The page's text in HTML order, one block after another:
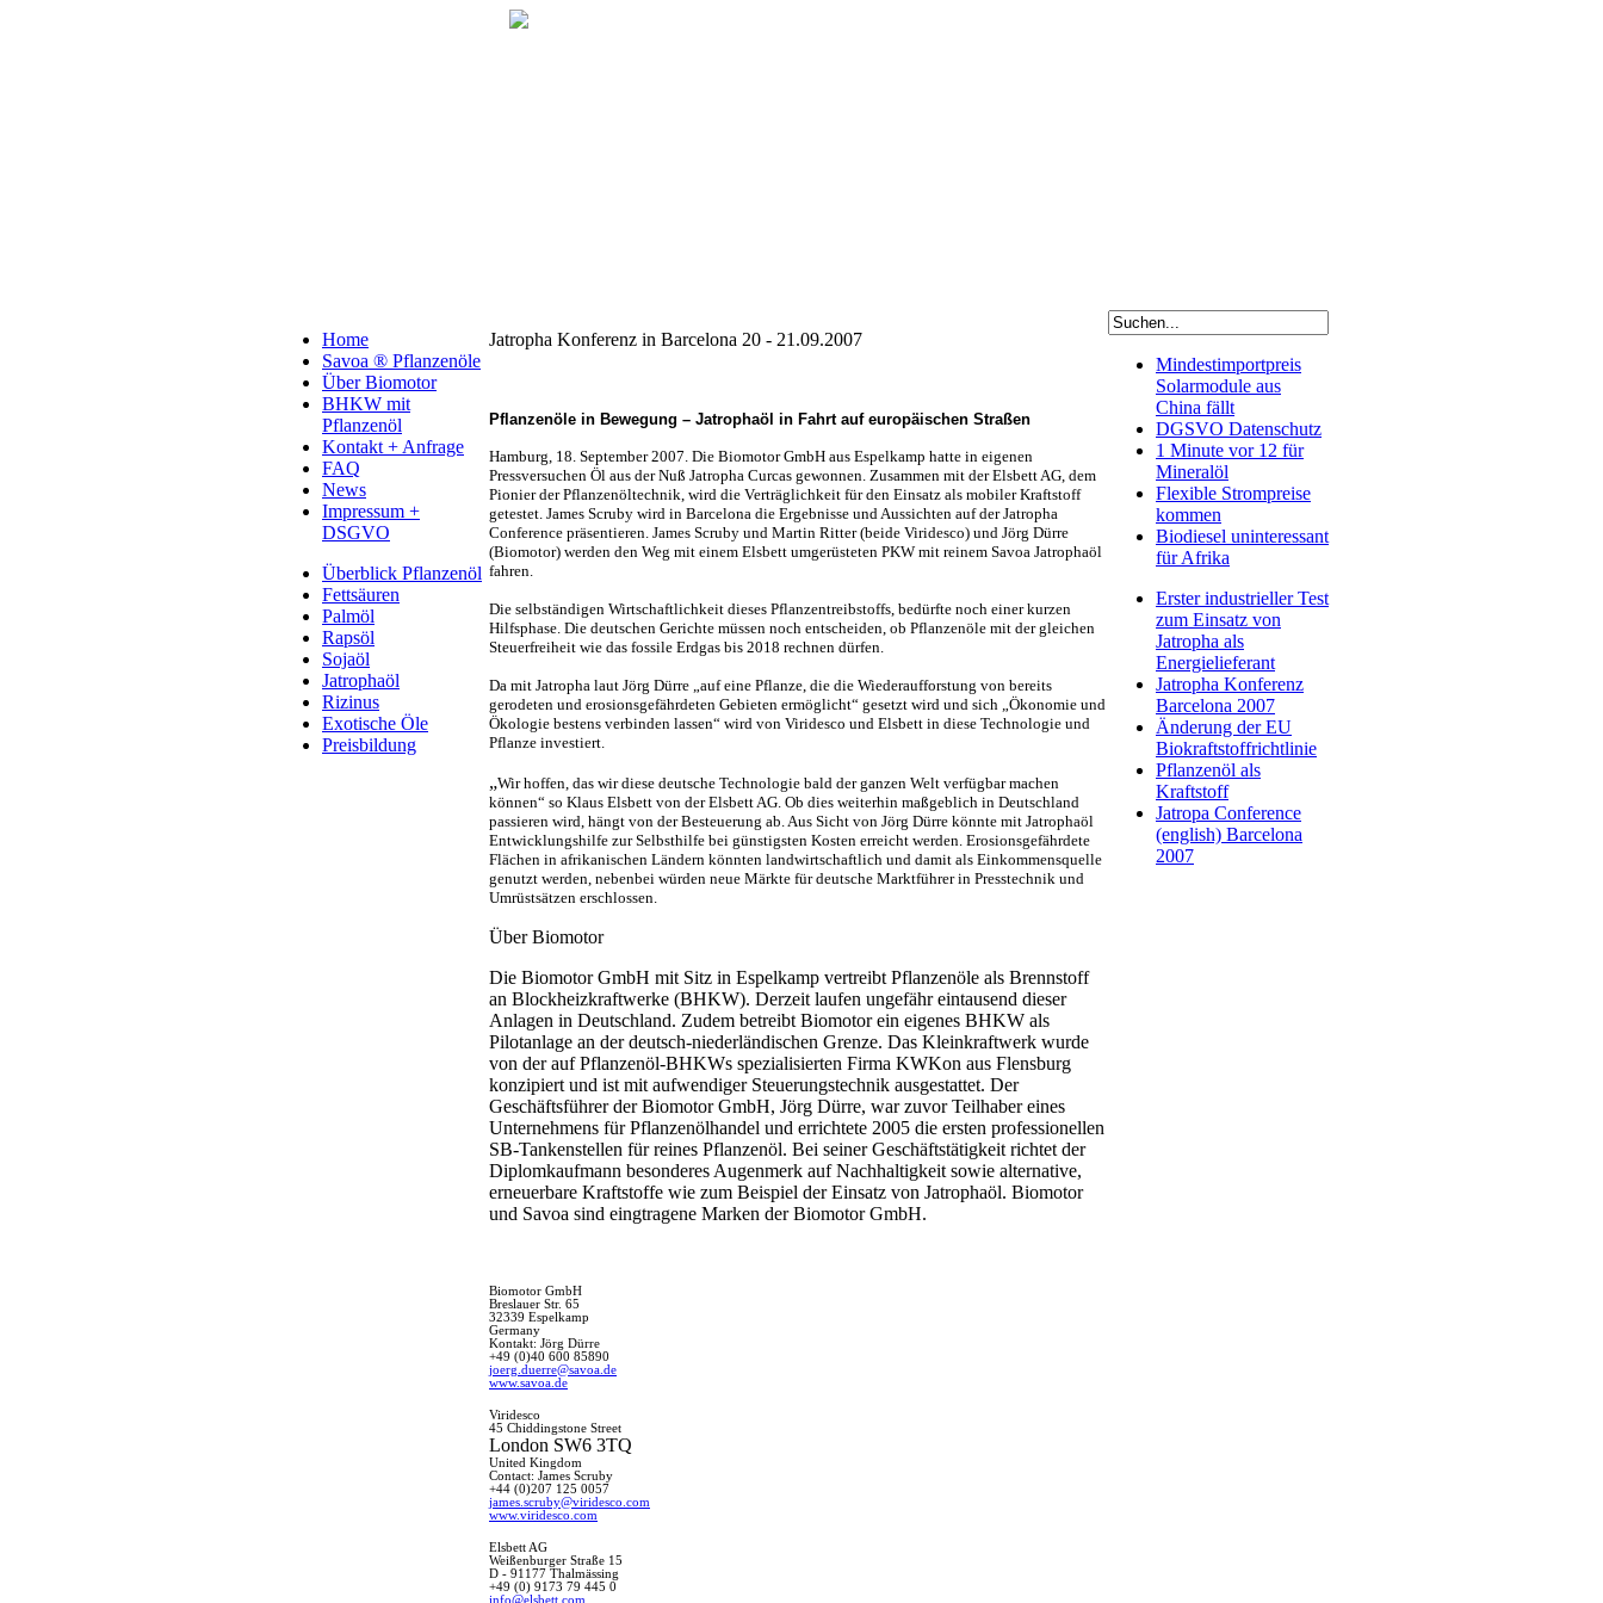
Home
Savoa ® Pflanzenöle
Über Biomotor
BHKW mit
Pflanzenöl
Kontakt + Anfrage
FAQ
News
Impressum +
DSGVO
Überblick Pflanzenöl
Fettsäuren
Palmöl
Rapsöl
Sojaöl
Jatrophaöl
Rizinus
Exotische Öle
Preisbildung
Jatropha Konferenz in Barcelona 20 - 21.09.2007
Pflanzenöle in Bewegung – Jatrophaöl in Fahrt auf europäischen Straßen
Hamburg, 18. September 2007. Die Biomotor GmbH aus Espelkamp hatte in eigenen
Pressversuchen Öl aus der Nuß Jatropha Curcas gewonnen. Zusammen mit der Elsbett AG, dem
Pionier der Pflanzenöltechnik, wird die Verträglichkeit für den Einsatz als mobiler Kraftstoff
getestet. James Scruby wird in Barcelona die Ergebnisse und Aussichten auf der Jatropha
Conference präsentieren. James Scruby und Martin Ritter (beide Viridesco) und Jörg Dürre
(Biomotor) werden den Weg mit einem Elsbett umgerüsteten PKW mit reinem Savoa Jatrophaöl
fahren.
Die selbständigen Wirtschaftlichkeit dieses Pflanzentreibstoffs, bedürfte noch einer kurzen
Hilfsphase. Die deutschen Gerichte müssen noch entscheiden, ob Pflanzenöle mit der gleichen
Steuerfreiheit wie das fossile Erdgas bis 2018 rechnen dürfen.
Da mit Jatropha laut Jörg Dürre „auf eine Pflanze, die die Wiederaufforstung von bereits
gerodeten und erosionsgefährdeten Gebieten ermöglicht“ gesetzt wird und sich „Ökonomie und
Ökologie bestens verbinden lassen“ wird von Viridesco und Elsbett in diese Technologie und
Pflanze investiert.
„Wir hoffen, das wir diese deutsche Technologie bald der ganzen Welt verfügbar machen
können“ so Klaus Elsbett von der Elsbett AG. Ob dies weiterhin maßgeblich in Deutschland
passieren wird, hängt von der Besteuerung ab. Aus Sicht von Jörg Dürre könnte mit Jatrophaöl
Entwicklungshilfe zur Selbsthilfe bei günstigsten Kosten erreicht werden. Erosionsgefährdete
Flächen in afrikanischen Ländern könnten landwirtschaftlich und damit als Einkommensquelle
genutzt werden, nebenbei würden neue Märkte für deutsche Marktführer in Presstechnik und
Umrüstsätzen erschlossen.
Über Biomotor
Die Biomotor GmbH mit Sitz in Espelkamp vertreibt Pflanzenöle als Brennstoff
an Blockheizkraftwerke (BHKW). Derzeit laufen ungefähr eintausend dieser
Anlagen in Deutschland. Zudem betreibt Biomotor ein eigenes BHKW als
Pilotanlage an der deutsch-niederländischen Grenze. Das Kleinkraftwerk wurde
von der auf Pflanzenöl-BHKWs spezialisierten Firma KWKon aus Flensburg
konzipiert und ist mit aufwendiger Steuerungstechnik ausgestattet. Der
Geschäftsführer der Biomotor GmbH, Jörg Dürre, war zuvor Teilhaber eines
Unternehmens für Pflanzenölhandel und errichtete 2005 die ersten professionellen
SB-Tankenstellen für reines Pflanzenöl. Bei seiner Geschäftstätigkeit richtet der
Diplomkaufmann besonderes Augenmerk auf Nachhaltigkeit sowie alternative,
erneuerbare Kraftstoffe wie zum Beispiel der Einsatz von Jatrophaöl. Biomotor
und Savoa sind eingtragene Marken der Biomotor GmbH.
Biomotor GmbH
Breslauer Str. 65
32339 Espelkamp
Germany
Kontakt: Jörg Dürre
+49 (0)40 600 85890
joerg.duerre@savoa.de
www.savoa.de
Viridesco
45 Chiddingstone Street
London SW6 3TQ
United Kingdom
Contact: James Scruby
+44 (0)207 125 0057
james.scruby@viridesco.com
www.viridesco.com
Elsbett AG
Weißenburger Straße 15
D - 91177 Thalmässing
+49 (0) 9173 79 445 0
info@elsbett.com
Mindestimportpreis
Solarmodule aus
China fällt
DGSVO Datenschutz
1 Minute vor 12 für
Mineralöl
Flexible Strompreise
kommen
Biodiesel uninteressant
für Afrika
Erster industrieller Test
zum Einsatz von
Jatropha als
Energielieferant
Jatropha Konferenz
Barcelona 2007
Änderung der EU
Biokraftstoffrichtlinie
Pflanzenöl als
Kraftstoff
Jatropa Conference
(english) Barcelona
2007